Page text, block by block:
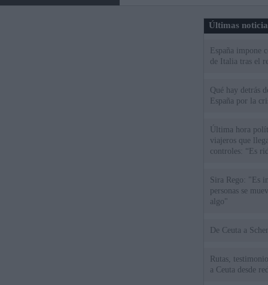
Últimas
España impone
de Italia tras el
Qué hay detrás
España por la
Última hora
viajeros que
controles: “Es
Sira Rego: "Es
personas se
algo"
De
Rutas,
a Ceuta desde